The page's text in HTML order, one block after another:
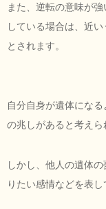
また、逆転の意味が
している場合は、近
とされます。
自分自身が遺体にな
の兆しがあると考えら
しかし、他人の遺体
りたい感情などを表し